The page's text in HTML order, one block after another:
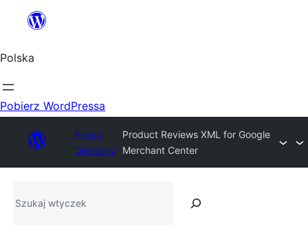
Przejdź
treści
Polska
Pobierz WordPressa
Plugin
Directory
Product Reviews XML for Google
Merchant Center
wtyczek